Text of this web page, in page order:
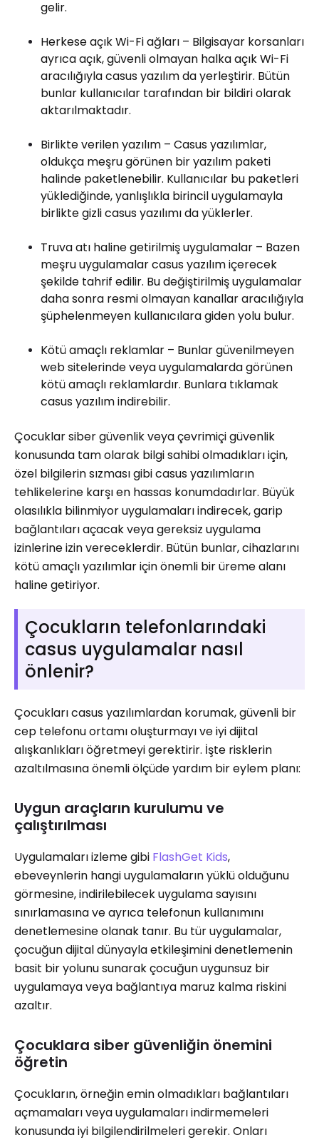
gelir.
Herkese açık Wi-Fi ağları – Bilgisayar korsanları
ayrıca açık, güvenli olmayan halka açık Wi-Fi
aracılığıyla casus yazılım da yerleştirir. Bütün
bunlar kullanıcılar tarafından bir bildiri olarak
aktarılmaktadır.
Birlikte verilen yazılım – Casus yazılımlar,
oldukça meşru görünen bir yazılım paketi
halinde paketlenebilir. Kullanıcılar bu paketleri
yüklediğinde, yanlışlıkla birincil uygulamayla
birlikte gizli casus yazılımı da yüklerler.
Truva atı haline getirilmiş uygulamalar – Bazen
meşru uygulamalar casus yazılım içerecek
şekilde tahrif edilir. Bu değiştirilmiş uygulamalar
daha sonra resmi olmayan kanallar aracılığıyla
şüphelenmeyen kullanıcılara giden yolu bulur.
Kötü amaçlı reklamlar – Bunlar güvenilmeyen
web sitelerinde veya uygulamalarda görünen
kötü amaçlı reklamlardır. Bunlara tıklamak
casus yazılım indirebilir.
Çocuklar siber güvenlik veya çevrimiçi güvenlik
konusunda tam olarak bilgi sahibi olmadıkları için,
özel bilgilerin sızması gibi casus yazılımların
tehlikelerine karşı en hassas konumdadırlar. Büyük
olasılıkla bilinmiyor uygulamaları indirecek, garip
bağlantıları açacak veya gereksiz uygulama
izinlerine izin vereceklerdir. Bütün bunlar, cihazlarını
kötü amaçlı yazılımlar için önemli bir üreme alanı
haline getiriyor.
Çocukların telefonlarındaki
casus uygulamalar nasıl
önlenir?
Çocukları casus yazılımlardan korumak, güvenli bir
cep telefonu ortamı oluşturmayı ve iyi dijital
alışkanlıkları öğretmeyi gerektirir. İşte risklerin
azaltılmasına önemli ölçüde yardım bir eylem planı:
Uygun araçların kurulumu ve
çalıştırılması
Uygulamaları izleme gibi FlashGet Kids,
ebeveynlerin hangi uygulamaların yüklü olduğunu
görmesine, indirilebilecek uygulama sayısını
sınırlamasına ve ayrıca telefonun kullanımını
denetlemesine olanak tanır. Bu tür uygulamalar,
çocuğun dijital dünyayla etkileşimini denetlemenin
basit bir yolunu sunarak çocuğun uygunsuz bir
uygulamaya veya bağlantıya maruz kalma riskini
azaltır.
Çocuklara siber güvenliğin önemini
öğretin
Çocukların, örneğin emin olmadıkları bağlantıları
açmamaları veya uygulamaları indirmemeleri
konusunda iyi bilgilendirilmeleri gerekir. Onları